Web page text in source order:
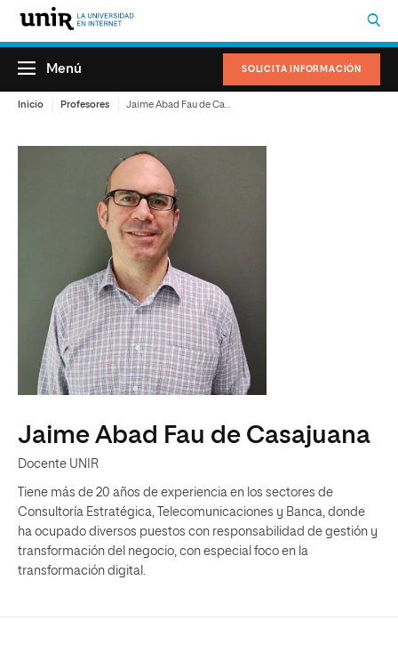
SOLICITA INFORMACIÓN
Menú
Inicio Profesores
Jaime Abad Fau de Casajuana
Docente UNIR
Tiene más de 20 años de experiencia en los sectores de
Consultoría Estratégica, Telecomunicaciones y Banca, donde
ha ocupado diversos puestos con responsabilidad de gestión y
transformación del negocio, con especial foco en la
transformación digital.